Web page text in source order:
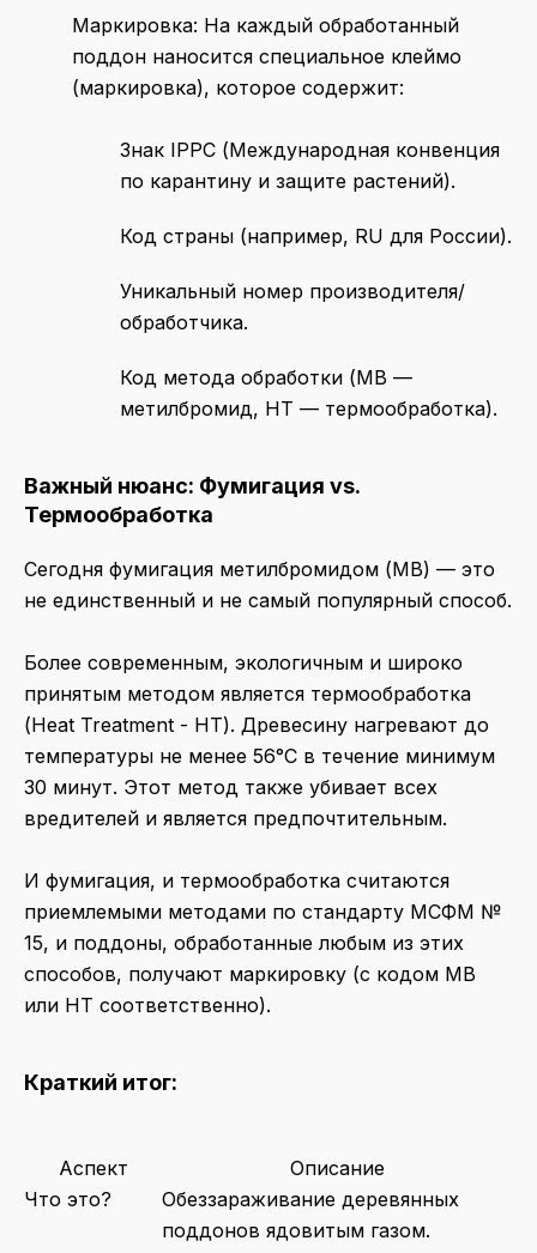
Маркировка: На каждый обработанный
поддон наносится специальное клеймо
(маркировка), которое содержит:
Знак IPPC (Международная конвенция
по карантину и защите растений).
Код страны (например, RU для России).
Уникальный номер производителя/
обработчика.
Код метода обработки (MB —
метилбромид, HT — термообработка).
Важный нюанс: Фумигация vs.
Термообработка
Сегодня фумигация метилбромидом (MB) — это
не единственный и не самый популярный способ.
Более современным, экологичным и широко
принятым методом является термообработка
(Heat Treatment - HT). Древесину нагревают до
температуры не менее 56°C в течение минимум
30 минут. Этот метод также убивает всех
вредителей и является предпочтительным.
И фумигация, и термообработка считаются
приемлемыми методами по стандарту МСФМ №
15, и поддоны, обработанные любым из этих
способов, получают маркировку (с кодом MB
или HT соответственно).
Краткий итог:
Аспект
Описание
Что это?
Обеззараживание деревянных
поддонов ядовитым газом.